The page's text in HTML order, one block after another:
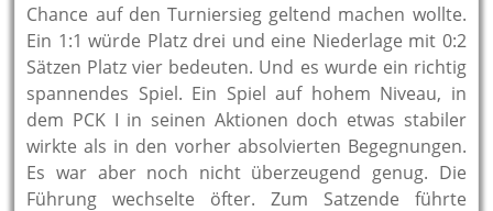
Chance auf den Turniersieg geltend machen wollte.
Ein 1:1 würde Platz drei und eine Niederlage mit 0:2
Sätzen Platz vier bedeuten. Und es wurde ein richtig
spannendes Spiel. Ein Spiel auf hohem Niveau, in
dem PCK I in seinen Aktionen doch etwas stabiler
wirkte als in den vorher absolvierten Begegnungen.
Es war aber noch nicht überzeugend genug. Die
Führung wechselte öfter. Zum Satzende führte